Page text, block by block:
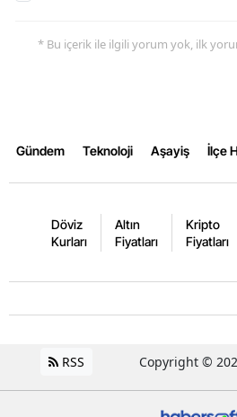
* Bu içerik ile ilgili yorum yok, ilk
Gündem Teknoloji Aşayiş İlçe
Döviz
Kurları
Altın
Fiyatları
Kripto
Fiyatları
RSS Copyright ©